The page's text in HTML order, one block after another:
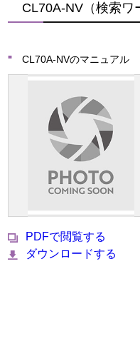
CL70A-NV（検索ワ
CL70A-NVのマニュアル
PDFで閲覧する
ダウンロードする